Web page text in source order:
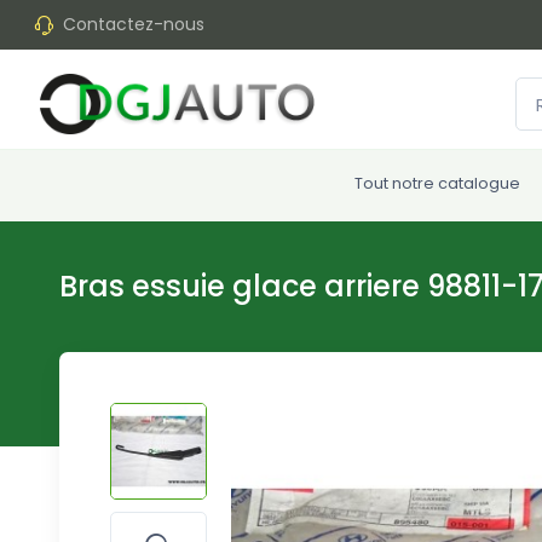
Contactez-nous
Tout notre catalogue
Bras essuie glace arriere